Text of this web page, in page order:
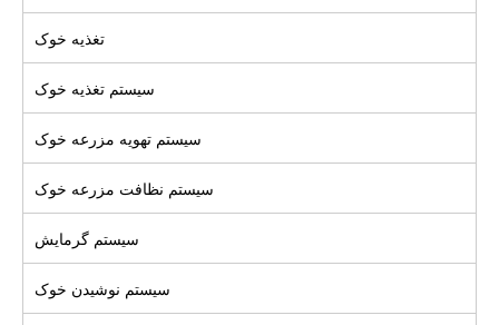
تغذیه خوک
سیستم تغذیه خوک
سیستم تهویه مزرعه خوک
سیستم نظافت مزرعه خوک
سیستم گرمایش
سیستم نوشیدن خوک